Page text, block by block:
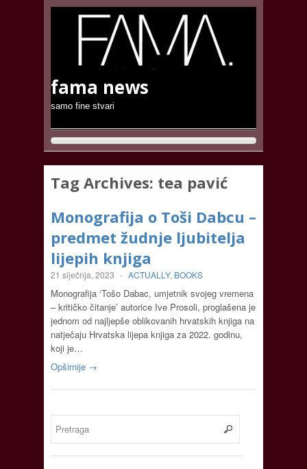
fama news
samo fine stvari
Tag Archives: tea pavić
Monografija o Toši Dabcu –
predmet žudnje ljubitelja
lijepih knjiga
21 siječnja, 2023 - ACTUALLY, BOOKS
Monografija ‘Tošo Dabac, umjetnik svojeg vremena
– kritičko čitanje’ autorice Ive Prosoli, proglašena je
jednom od najljepše oblikovanih hrvatskih knjiga na
natječaju Hrvatska lijepa knjiga za 2022. godinu,
koji je…
Opširnije →